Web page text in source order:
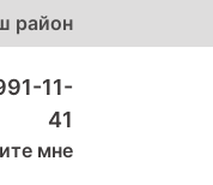
район
11-
41
мне